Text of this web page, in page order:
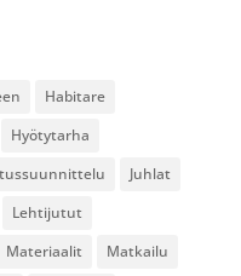
Habitare
Hyötytarha
Juhlat
Lehtijutut
Materiaalit
Matkailu